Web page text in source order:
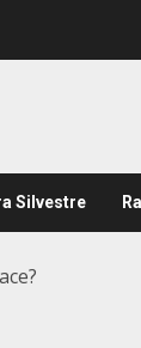
Silvestre